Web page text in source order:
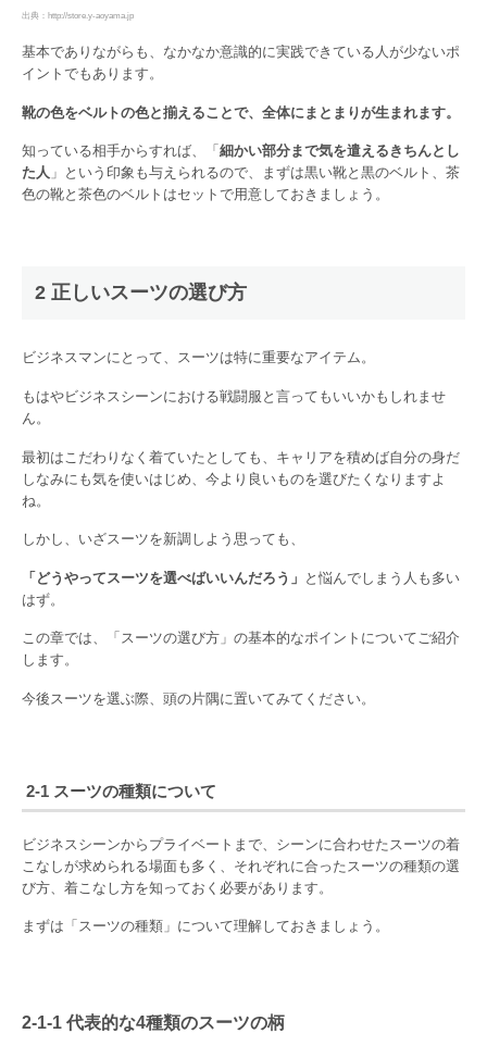
出典：http://store.y-aoyama.jp
基本でありながらも、なかなか意識的に実践できている人が少ないポ
イントでもあります。
靴の色をベルトの色と揃えることで、全体にまとまりが生まれます。
知っている相手からすれば、「 細かい部分まで気を遣えるきちんとし
た人 」という印象も与えられるので、まずは黒い靴と黒のベルト、茶
色の靴と茶色のベルトはセットで用意しておきましょう。
2 正しいスーツの選び方
ビジネスマンにとって、スーツは特に重要なアイテム。
もはやビジネスシーンにおける戦闘服と言ってもいいかもしれませ
ん。
最初はこだわりなく着ていたとしても、キャリアを積めば自分の身だ
しなみにも気を使いはじめ、今より良いものを選びたくなりますよ
ね。
しかし、いざスーツを新調しよう思っても、
「どうやってスーツを選べばいいんだろう」 と悩んでしまう人も多い
はず。
この章では、「スーツの選び方」の基本的なポイントについてご紹介
します。
今後スーツを選ぶ際、頭の片隅に置いてみてください。
2-1 スーツの種類について
ビジネスシーンからプライベートまで、シーンに合わせたスーツの着
こなしが求められる場面も多く、それぞれに合ったスーツの種類の選
び方、着こなし方を知っておく必要があります。
まずは「スーツの種類」について理解しておきましょう。
2-1-1 代表的な4種類のスーツの柄